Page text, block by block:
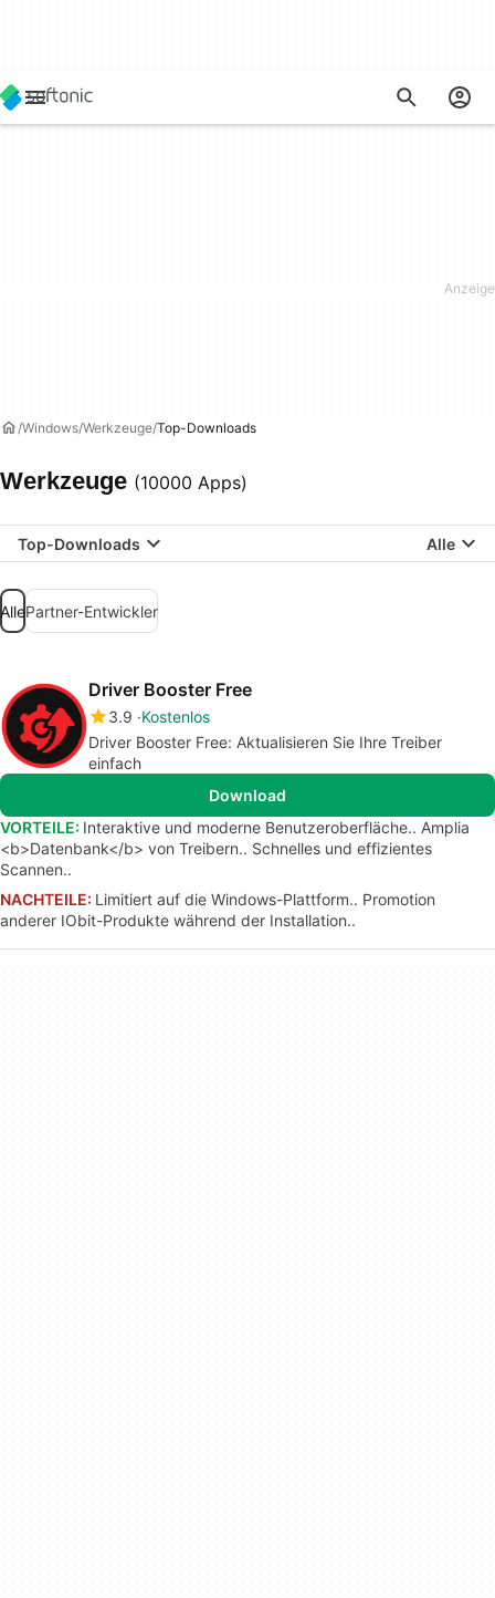
Windows Werkzeuge Top-Downloads
Werkzeuge (10000 Apps)
Top-Downloads Alle
AllePartner-Entwickler
Driver Booster Free
3.9 Kostenlos
Driver Booster Free: Aktualisieren Sie Ihre Treiber
einfach
Download
VORTEILE: Interaktive und moderne Benutzeroberfläche.. Amplia
<b>Datenbank</b> von Treibern.. Schnelles und effizientes
Scannen..
NACHTEILE: Limitiert auf die Windows-Plattform.. Promotion
anderer IObit-Produkte während der Installation..